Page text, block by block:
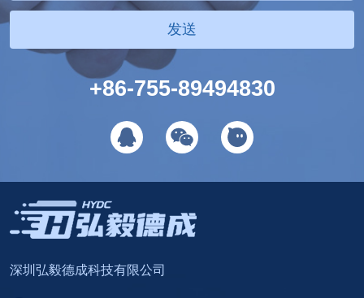
发送
+86-755-89494830
深圳弘毅德成科技有限公司